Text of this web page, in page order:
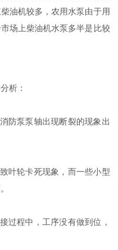
油机较多，农用水泵由于用
场上柴油机水泵多半是比较
析：
泵泵轴出现断裂的现象出
轮卡死现象，而一些小型
程中，工序没有做到位，